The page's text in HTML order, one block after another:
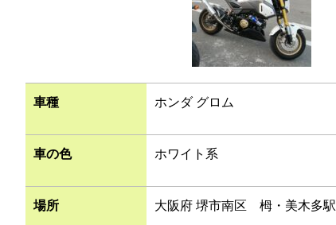
車種 ホンダ グロム
車の色 ホワイト系
場所 大阪府 堺市南区 栂・美木多駅